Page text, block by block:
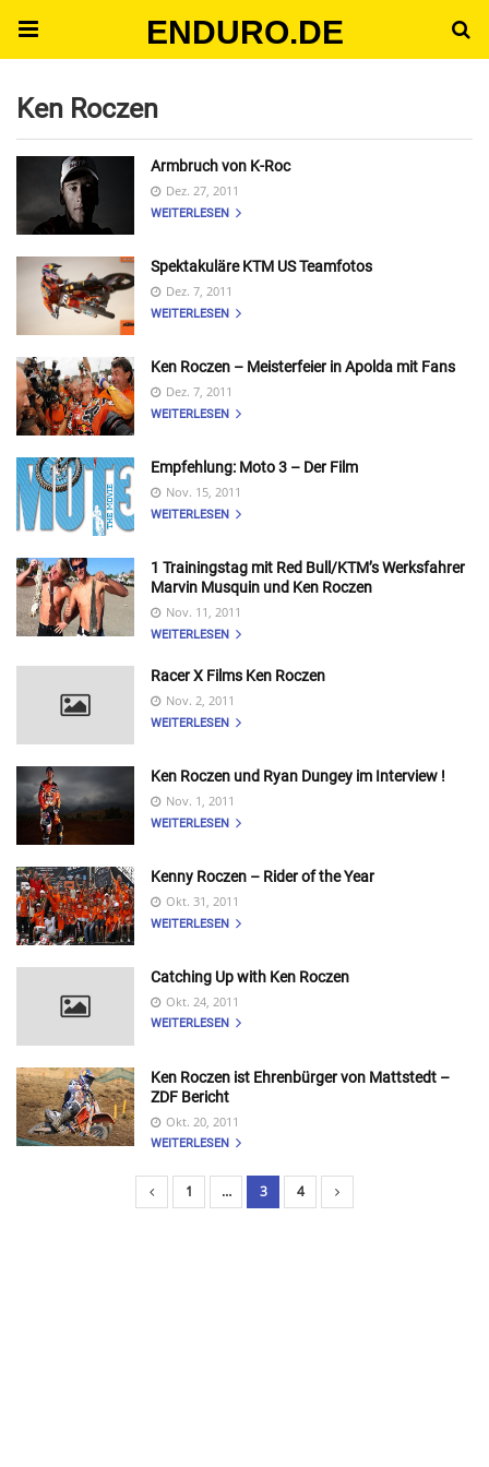
ENDURO.DE
Ken Roczen
Armbruch von K-Roc
Dez. 27, 2011
WEITERLESEN
Spektakuläre KTM US Teamfotos
Dez. 7, 2011
WEITERLESEN
Ken Roczen – Meisterfeier in Apolda mit Fans
Dez. 7, 2011
WEITERLESEN
Empfehlung: Moto 3 – Der Film
Nov. 15, 2011
WEITERLESEN
1 Trainingstag mit Red Bull/KTM’s Werksfahrer
Marvin Musquin und Ken Roczen
Nov. 11, 2011
WEITERLESEN
Racer X Films Ken Roczen
Nov. 2, 2011
WEITERLESEN
Ken Roczen und Ryan Dungey im Interview !
Nov. 1, 2011
WEITERLESEN
Kenny Roczen – Rider of the Year
Okt. 31, 2011
WEITERLESEN
Catching Up with Ken Roczen
Okt. 24, 2011
WEITERLESEN
Ken Roczen ist Ehrenbürger von Mattstedt –
ZDF Bericht
Okt. 20, 2011
WEITERLESEN
1 … 3 4